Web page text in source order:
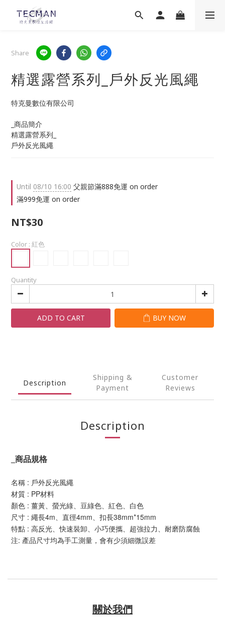
Share
精選露營系列_戶外反光風繩
特克曼數位有限公司
_商品簡介
精選露營系列_
戶外反光風繩
Until 08/10 16:00 父親節滿888免運 on order
滿999免運 on order
NT$30
Color : 紅色
Quantity
ADD TO CART BUY NOW
Description
Shipping &
Payment
Customer
Reviews
Description
商品規格
名稱 : 戶外反光風繩
材質 : PP材料
顏色 : 薑黃、螢光綠、豆綠色、紅色、白色
尺寸 : 繩長4m、直徑4mm、扣長38mm*15mm
特點 : 高反光、快速裝卸、小巧便攜、超強拉力、耐磨防腐蝕
注: 產品尺寸均為手工測量，會有少須細微誤差
關於我們